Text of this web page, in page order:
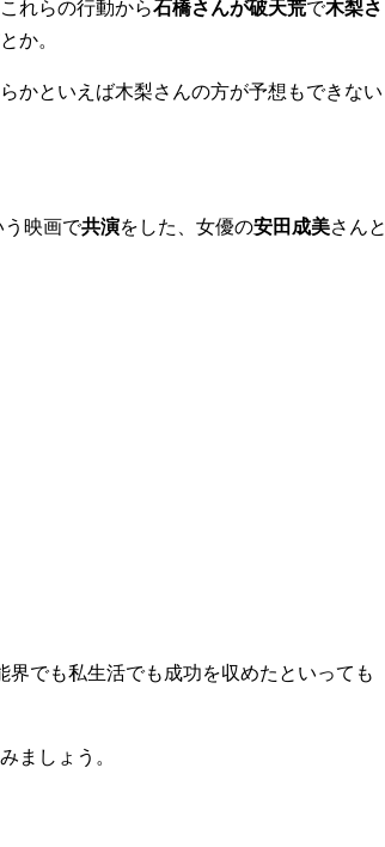
れらの行動から石橋さんが破天荒で木梨さ
か。
かといえば木梨さんの方が予想もできない
う映画で共演をした、女優の安田成美さんと
界でも私生活でも成功を収めたといっても
ましょう。